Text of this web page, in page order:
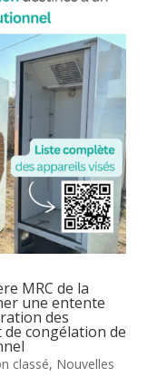
MRC de la
une entente
des
congélation de
classé, Nouvelles